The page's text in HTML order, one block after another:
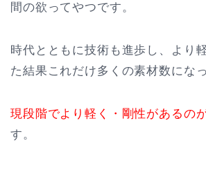
間の欲ってやつです。
時代とともに技術も進歩し、より
た結果これだけ多くの素材数にな
現段階でより軽く・剛性があるの
す。